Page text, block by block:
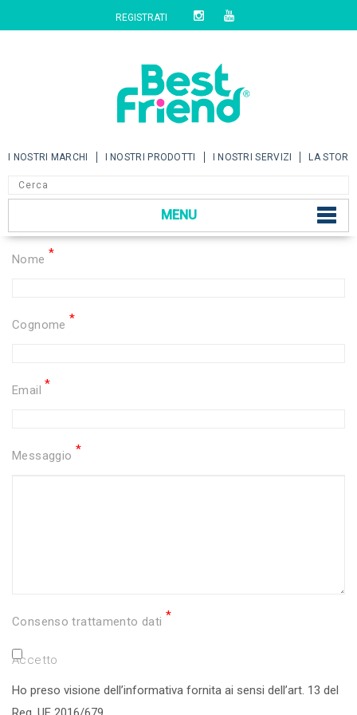
REGISTRATI
I NOSTRI MARCHI I NOSTRI PRODOTTI I NOSTRI SERVIZI LA
MENU
Nome *
Cognome *
Email *
Messaggio *
Consenso trattamento dati *
Accetto
Ho preso visione dell’informativa fornita ai sensi dell’art. 13 del